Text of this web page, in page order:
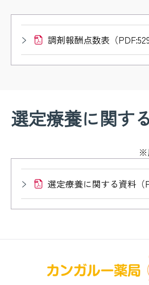
調剤報酬点数表（
選定療養に関す
※
選定療養に関する資料（